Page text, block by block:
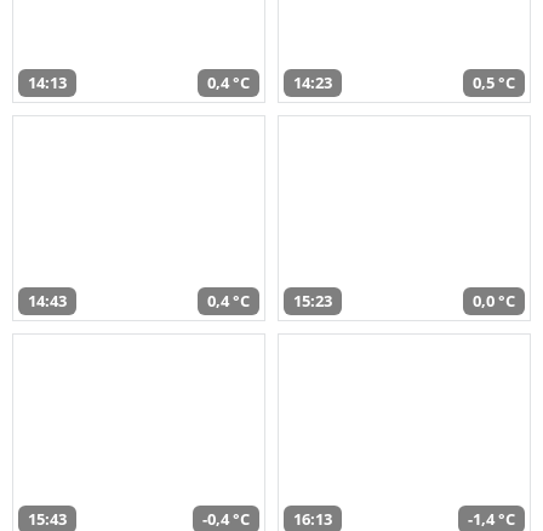
14:13 0,4 °C 14:23 0,5 °C
14:43 0,4 °C 15:23 0,0 °C
15:43 -0,4 °C 16:13 -1,4 °C